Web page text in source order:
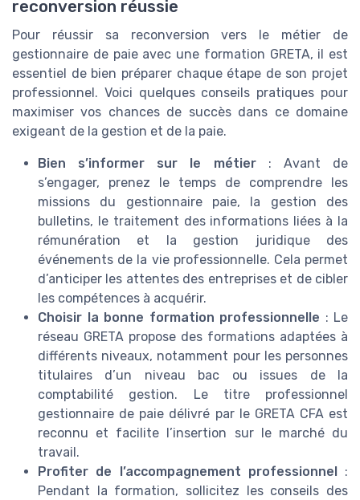
reconversion réussie
Pour réussir sa reconversion vers le métier de
gestionnaire de paie avec une formation GRETA, il est
essentiel de bien préparer chaque étape de son projet
professionnel. Voici quelques conseils pratiques pour
maximiser vos chances de succès dans ce domaine
exigeant de la gestion et de la paie.
Bien s’informer sur le métier: Avant de
s’engager, prenez le temps de comprendre les
missions du gestionnaire paie, la gestion des
bulletins, le traitement des informations liées à la
rémunération et la gestion juridique des
événements de la vie professionnelle. Cela permet
d’anticiper les attentes des entreprises et de cibler
les compétences à acquérir.
Choisir la bonne formation professionnelle : Le
réseau GRETA propose des formations adaptées à
différents niveaux, notamment pour les personnes
titulaires d’un niveau bac ou issues de la
comptabilité gestion. Le titre professionnel
gestionnaire de paie délivré par le GRETA CFA est
reconnu et facilite l’insertion sur le marché du
travail.
Profiter de l’accompagnement professionnel:
Pendant la formation, sollicitez les conseils des